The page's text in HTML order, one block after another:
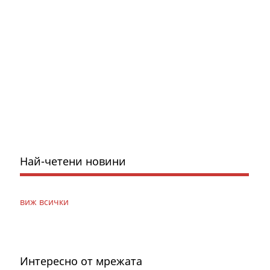
Най-четени новини
виж всички
Интересно от мрежата